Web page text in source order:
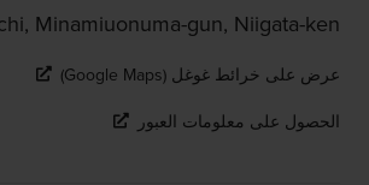
Minamiuonuma-gun, Niigata-ken
عرض على خرائط غوغل (Google Maps)
الحصول على معلومات العبور